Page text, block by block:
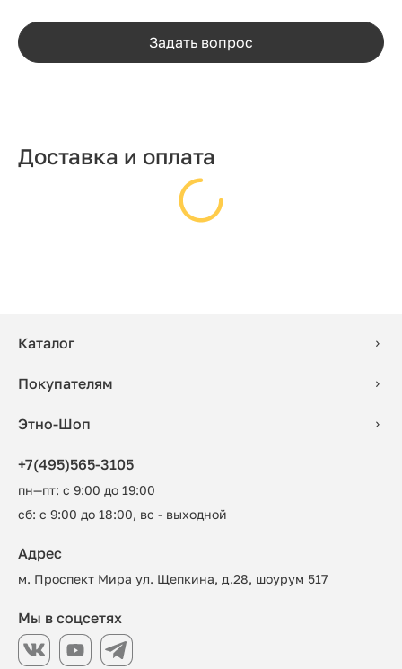
Задать вопрос
Доставка и оплата
Каталог
Покупателям
Этно-Шоп
+7(495)565-3105
пн—пт: с 9:00 до 19:00
сб: с 9:00 до 18:00, вс - выходной
Адрес
м. Проспект Мира ул. Щепкина, д.28, шоурум 517
Мы в соцсетях